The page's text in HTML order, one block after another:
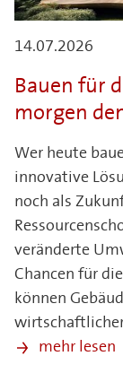
14.07.2026
Bauen für
morgen
Wer heute
innovative
noch als
veränderte
Chancen für
können
mehr lesen